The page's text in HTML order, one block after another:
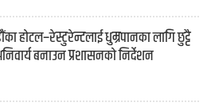
होटल–रेस्टुरेन्टलाई धुम्रपानका लागि छुट्टै
बनाउन प्रशासनको निर्देशन